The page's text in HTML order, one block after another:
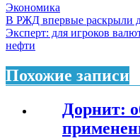
Экономика
Навигация
по
В РЖД впервые раскрыли
Эксперт: для игроков
нефти
Похожие записи
Дорнит: